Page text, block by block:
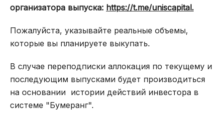
организатора выпуска: https://t.me/uniscapital.
Пожалуйста, указывайте реальные объемы,
которые вы планируете выкупать.
В случае переподписки аллокация по текущему и
последующим выпусками будет производиться
на основании истории действий инвестора в
системе "Бумеранг".